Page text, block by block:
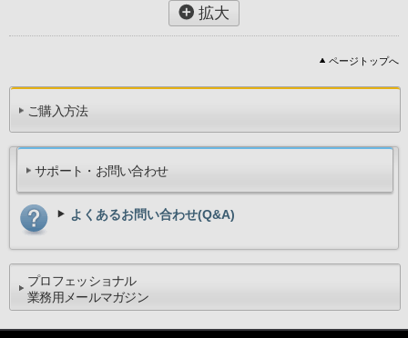
拡大
ページトップへ
ご購入方法
サポート・お問い合わせ
よくあるお問い合わせ(Q&A)
プロフェッショナル
業務用メールマガジン